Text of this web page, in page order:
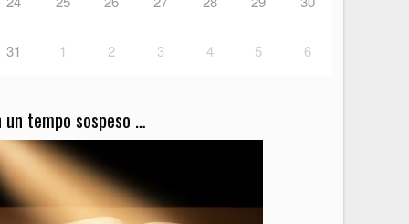
31 1 2 3 4 5 6
un tempo sospeso …